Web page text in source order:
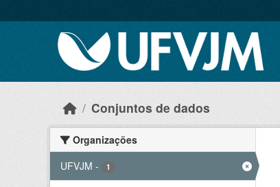
Conjuntos de dados
Organizações
UFVJM - 1